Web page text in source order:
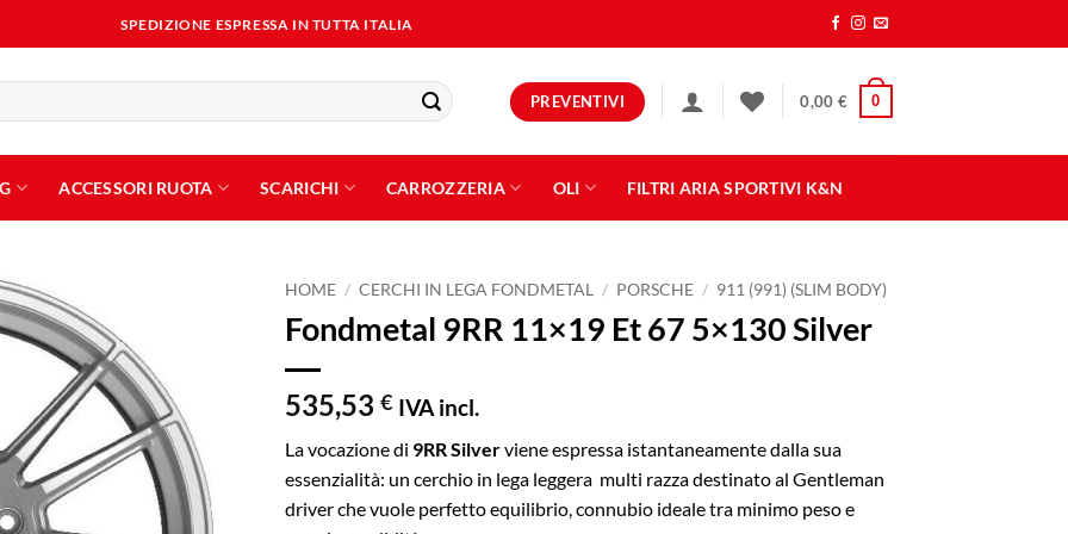
SPEDIZIONE ESPRESSA IN TUTTA ITALIA
PREVENTIVI 0,00 € 0
ACCESSORI RUOTA SCARICHI CARROZZERIA OLI FILTRI ARIA SPORTIVI K&N
desideri
HOME / CERCHI IN LEGA FONDMETAL / PORSCHE / 911 (991) (SLIM BODY)
Fondmetal 9RR 11×19 Et 67 5×130 Silver
535,53 € IVA incl.
La vocazione di 9RR Silverviene espressa istantaneamente dalla sua
essenzialità: un cerchio in lega leggera multi razza destinato al Gentleman
driver che vuole perfetto equilibrio, connubio ideale tra minimo peso e